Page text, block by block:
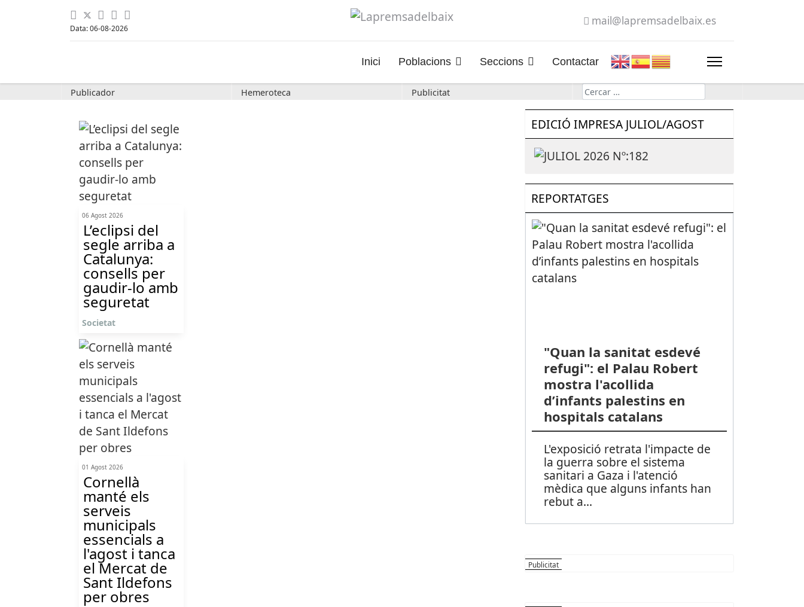
Data: 06-08-2026
mail@lapremsadelbaix.es
Inici Poblacions Seccions Contactar
Publicador Hemeroteca Publicitat Cerca
06 Agost 2026
L’eclipsi del
segle arriba a
Catalunya:
consells per
gaudir-lo amb
seguretat
Societat
01 Agost 2026
Cornellà
manté els
serveis
municipals
essencials a
l'agost i tanca
el Mercat de
Sant Ildefons
per obres
EDICIÓ IMPRESA JULIOL/AGOST
REPORTATGES
"Quan la sanitat esdevé
refugi": el Palau Robert
mostra l'acollida
d’infants palestins en
hospitals catalans
L'exposició retrata l'impacte de
la guerra sobre el sistema
sanitari a Gaza i l'atenció
mèdica que alguns infants han
rebut a...